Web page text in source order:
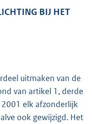
BIJ HET
uitmaken van de
van artikel 1, derde
elk afzonderlijk
ook gewijzigd. Het